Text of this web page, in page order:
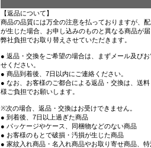
【返品について】
商品の品質には万全の注意を払っておりますが、
が生じた場合、お申し込みのものと異なる商品が
弊社負担でお取り替えさせていただきます。
● 返品・交換をご希望の場合は、まずメール及び
せください。
● 商品到着後、7日以内にご連絡ください。
● なお、お客様のご都合による返品・交換は、送
様ご負担でお願いします。
※次の場合、返品・交換はお受けできません。
● 到着後、7日以上過ぎた商品
● パッケージやケース、同梱物などのない商品
● お客様のもとで破損・汚損が生じた商品
● 家紋入れ商品・名入れ商品やお取り寄せ商品、